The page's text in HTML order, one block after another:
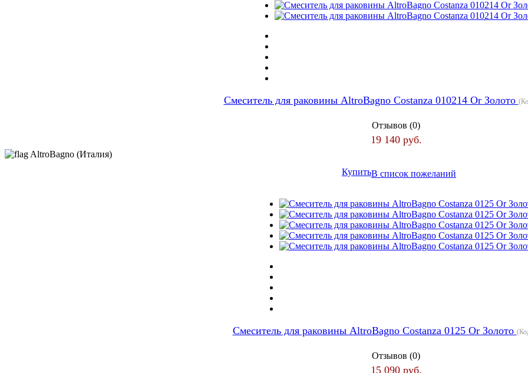
Cмеситель для раковины AltroBagno Costanza 010214 Or Золото
Отзывов (0)
19 140 руб.
AltroBagno (Италия)
КупитьВ список пожеланий
Cмеситель для раковины AltroBagno Costanza 0125 Or Золото
Отзывов (0)
15 090 руб.